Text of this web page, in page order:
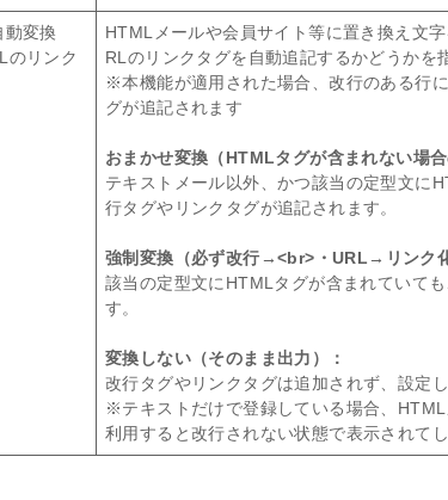
変換
のリンク
HTMLメールや会員サイト等に置き換え文
RLのリンクタグを自動追記するかどうかを
※本機能が適用された場合、改行のある行
グが追記されます
おまかせ変換（HTMLタグが含まれない場
テキストメール以外、かつ該当の定型文に
行タグやリンクタグが追記されます。
強制変換（必ず改行→<br>・URL→リンク
該当の定型文にHTMLタグが含まれていて
す。
変換しない（そのまま出力）：
改行タグやリンクタグは追加されず、設定
※テキストだけで登録している場合、
利用すると改行されない状態で表示されて